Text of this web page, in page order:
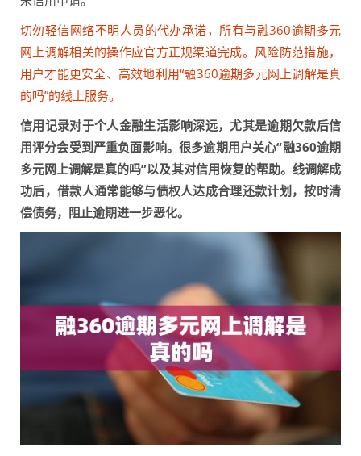
切勿轻信网络不明人员的代办承诺，所有与融360逾期多元
网上调解相关的操作应官方正规渠道完成。风险防范措施，
用户才能更安全、高效地利用“融360逾期多元网上调解是真
的吗”的线上服务。
信用记录对于个人金融生活影响深远，尤其是逾期欠款后信
用评分会受到严重负面影响。很多逾期用户关心“融360逾期
多元网上调解是真的吗”以及其对信用恢复的帮助。线调解成
功后，借款人通常能够与债权人达成合理还款计划，按时清
偿债务，阻止逾期进一步恶化。